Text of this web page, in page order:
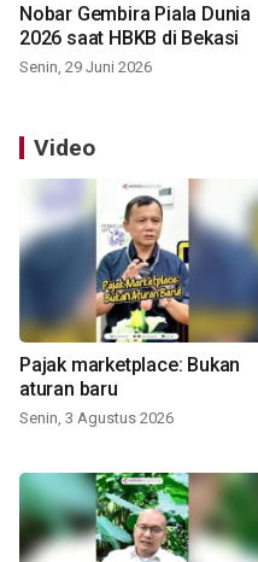
Nobar Gembira Piala Dunia
2026 saat HBKB di Bekasi
Senin, 29 Juni 2026
Video
Pajak marketplace: Bukan
aturan baru
Senin, 3 Agustus 2026